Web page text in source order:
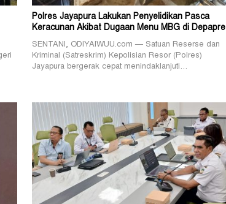
Polres Jayapura Lakukan Penyelidikan Pasca
Keracunan Akibat Dugaan Menu MBG di Depapre
SENTANI, ODIYAIWUU.com — Satuan Reserse dan
Kriminal (Satreskrim) Kepolisian Resor (Polres)
Jayapura bergerak cepat menindaklanjuti…